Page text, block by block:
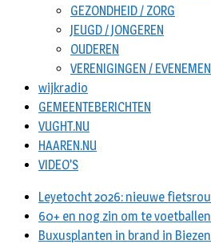
GEZONDHEID / ZORG
JEUGD / JONGEREN
OUDEREN
VERENIGINGEN /
wijkradio
GEMEENTEBERICHTEN
VUGHT.NU
HAAREN.NU
VIDEO’S
Leyetocht 2026: nieuwe
60+ en nog zin om te
Buxusplanten in brand in